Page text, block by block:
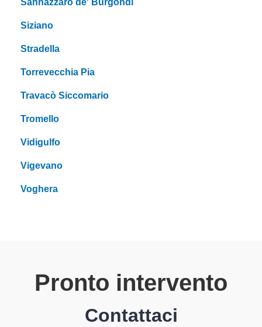
Sannazzaro de' Burgondi
Siziano
Stradella
Torrevecchia Pia
Travacò Siccomario
Tromello
Vidigulfo
Vigevano
Voghera
Pronto intervento
Contattaci